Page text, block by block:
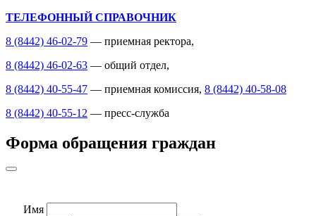
ТЕЛЕФОННЫЙ СПРАВОЧНИК
8 (8442) 46-02-79 — приемная ректора,
8 (8442) 46-02-63 — общий отдел,
8 (8442) 40-55-47 — приемная комиссия, 8 (8442) 40-58-08
8 (8442) 40-55-12 — пресс-служба
Форма обращения граждан
Имя